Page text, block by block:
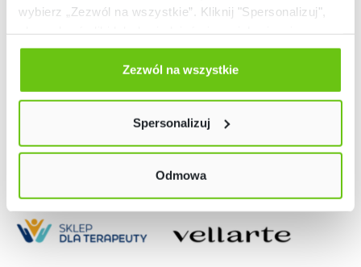
wybierz „Zezwól na wszystkie”. Kliknij "Spersonalizuj",
Odmów zgody poprzez przycisk „Odmowa”. Wtedy
użyjemy tylko plików niezbędnych dla naszej strony.
Twój wybór możesz zmienić przez kliknięcie przycisku w
Polityce prywatności
Zezwól na wszystkie
Spersonalizuj
Odmowa